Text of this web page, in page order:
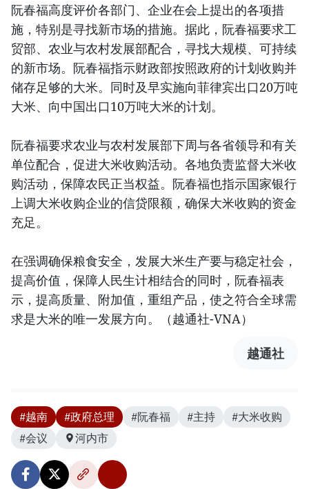
阮春福高度评价各部门、企业在会上提出的各项措
施，特别是寻找新市场的措施。据此，阮春福要求工
贸部、农业与农村发展部配合，寻找大规模、可持续
的新市场。阮春福指示财政部按照政府的计划收购并
储存足够的大米。同时及早实施向菲律宾出口20万吨
大米、向中国出口10万吨大米的计划。
阮春福要求农业与农村发展部下周与各省领导和有关
单位配合，促进大米收购活动。各地负责监督大米收
购活动，保障农民正当权益。阮春福也指示国家银行
上调大米收购企业的信贷限额，确保大米收购的资金
充足。
在强调确保粮食安全，发展大米生产要与稳定社会，
提高价值，保障人民生计相结合的同时，阮春福表
示，提高质量、附加值，重组产品，使之符合全球需
求是大米的唯一发展方向。（越通社-VNA）
越通社
#越南 #政府总理 #阮春福 #主持
#大米收购
#会议
河内市